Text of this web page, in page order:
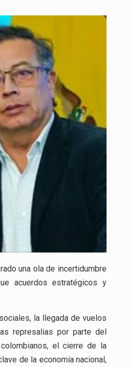
una ola de incertidumbre
acuerdos estratégicos y
la llegada de vuelos
represalias por parte del
el cierre de la
de la economía nacional,